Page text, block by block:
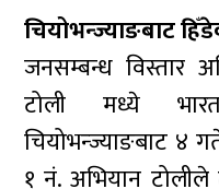
चियोभन्ज्याङबाट
जनसम्बन्ध विस्तार
टोली मध्ये
चियोभन्ज्याङबाट ४
१ नं. अभियान